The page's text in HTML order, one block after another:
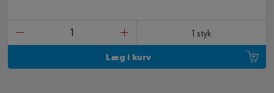
1 styk
Læg i kurv